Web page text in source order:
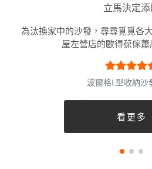
立馬決定
為汰換家中的沙發，尋尋覓覓各
屋左營店的歐得葆傢
波爾格L型收納沙
看更多